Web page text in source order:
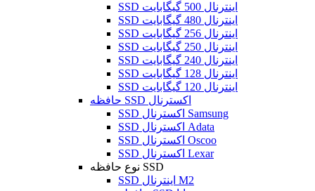
SSD اینترنال 500 گیگابایت
SSD اینترنال 480 گیگابایت
SSD اینترنال 256 گیگابایت
SSD اینترنال 250 گیگابایت
SSD اینترنال 240 گیگابایت
SSD اینترنال 128 گیگابایت
SSD اینترنال 120 گیگابایت
حافظه SSD اکسترنال
SSD اکسترنال Samsung
SSD اکسترنال Adata
SSD اکسترنال Oscoo
SSD اکسترنال Lexar
نوع حافظه SSD
SSD اینترنال M2